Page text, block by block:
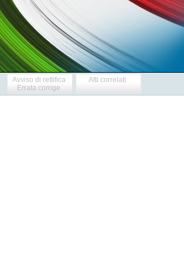
Avviso di rettifica
Errata corrige
Atti correlati